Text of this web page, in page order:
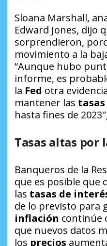
Sloana Marshall,
Edward Jones, dijo
sorprendieron,
movimiento a la
“Aunque hubo
informe, es
la Fed otra
mantener las
hasta fines de
Tasas altas por
Banqueros de la
que es posible que
las tasas de
de lo previsto para
inflación continúe
que nuevos datos
los precios